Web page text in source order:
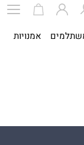
אמנויות